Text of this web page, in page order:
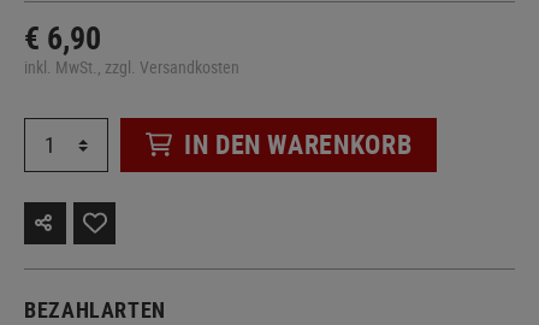
€ 6,90
inkl. MwSt., zzgl. Versandkosten
IN DEN WARENKORB
BEZAHLARTEN